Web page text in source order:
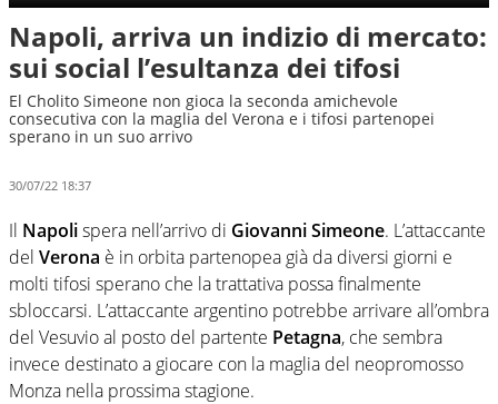
Napoli, arriva un indizio di mercato:
sui social l’esultanza dei tifosi
El Cholito Simeone non gioca la seconda amichevole
consecutiva con la maglia del Verona e i tifosi partenopei
sperano in un suo arrivo
30/07/22 18:37
Il Napolispera nell’arrivo di Giovanni Simeone. L’attaccante
del Verona è in orbita partenopea già da diversi giorni e
molti tifosi sperano che la trattativa possa finalmente
sbloccarsi. L’attaccante argentino potrebbe arrivare all’ombra
del Vesuvio al posto del partente Petagna, che sembra
invece destinato a giocare con la maglia del neopromosso
Monza nella prossima stagione.